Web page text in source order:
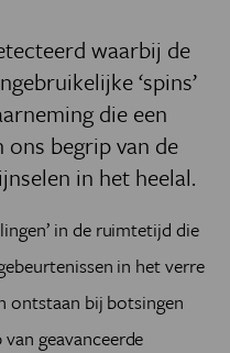
waarbij de
‘spins’
die een
begrip van de
in het heelal.
in de ruimtetijd die
in het verre
ontstaan bij botsingen
geavanceerde